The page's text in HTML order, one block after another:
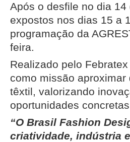
Após o desfile no dia
expostos nos dias 15 a
programação da
feira.
Realizado pelo
como missão
têxtil, valorizando
oportunidades
“O Brasil Fashion
criatividade, indústria